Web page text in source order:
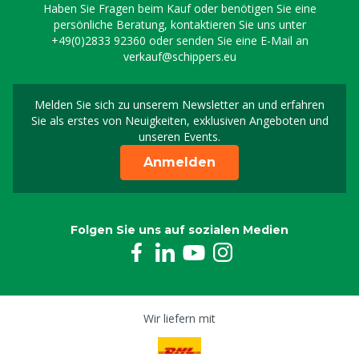
Haben Sie Fragen beim Kauf oder benötigen Sie eine
persönliche Beratung, kontaktieren Sie uns unter
+49(0)2833 92360 oder senden Sie eine E-Mail an
verkauf@schippers.eu
Melden Sie sich zu unserem Newsletter an und erfahren
Sie als erstes von Neuigkeiten, exklusiven Angeboten und
unseren Events.
Melden Sie sich für
Anmelden
Folgen Sie uns auf sozialen Medien
Wir liefern mit